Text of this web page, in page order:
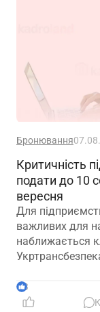
Бронювання
Критичність
подати до 10
вересня
Для
важливих для
наближається
що очікує на
свій статус
3